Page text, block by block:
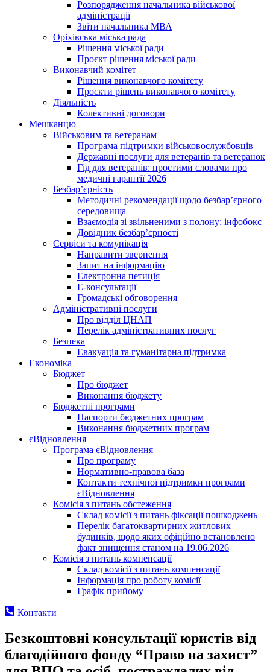
Розпорядження начальника військової
адміністрації
Звіти начальника МВА
Оріхівська міська рада
Рішення міської ради
Проєкт рішення міської ради
Виконавчий комітет
Рішення виконавчого комітету
Проєкти рішень виконавчого комітету
Діяльність
Колективні договори
Мешканцю
Військовим та ветеранам
Програма підтримки військовослужбовців
Державні послуги для ветеранів та ветеранок
Гід для ветеранів: простими словами про
медичні гарантії 2026
Безбар’єрність
Методичні рекомендації щодо безбар’єрного
середовища
Взаємодія зі звільненими з полону: інфобокс
Довідник безбар’єрності
Сервіси та комунікація
Направити звернення
Запит на інформацію
Електронна петиція
Е-консультації
Громадські обговорення
Адміністративні послуги
Про відділ ЦНАП
Перелік адміністративних послуг
Безпека
Евакуація та гуманітарна підтримка
Економіка
Бюджет
Про бюджет
Виконання бюджету
Бюджетні програми
Паспорти бюджетних програм
Виконання бюджетних програм
єВідновлення
Програма єВідновлення
Про програму
Нормативно-правова база
Контакти технічної підтримки програми
єВідновлення
Комісія з питань обстеження
Склад комісії з питань фіксації пошкоджень
Перелік багатоквартирних житлових
будинків, щодо яких офіційно встановлено
факт знищення станом на 19.06.2026
Комісія з питань компенсації
Склад комісії з питань компенсації
Інформація про роботу комісії
Графік прийому
Контакти
Безкоштовні консультації юристів від
благодійного фонду “Право на захист”